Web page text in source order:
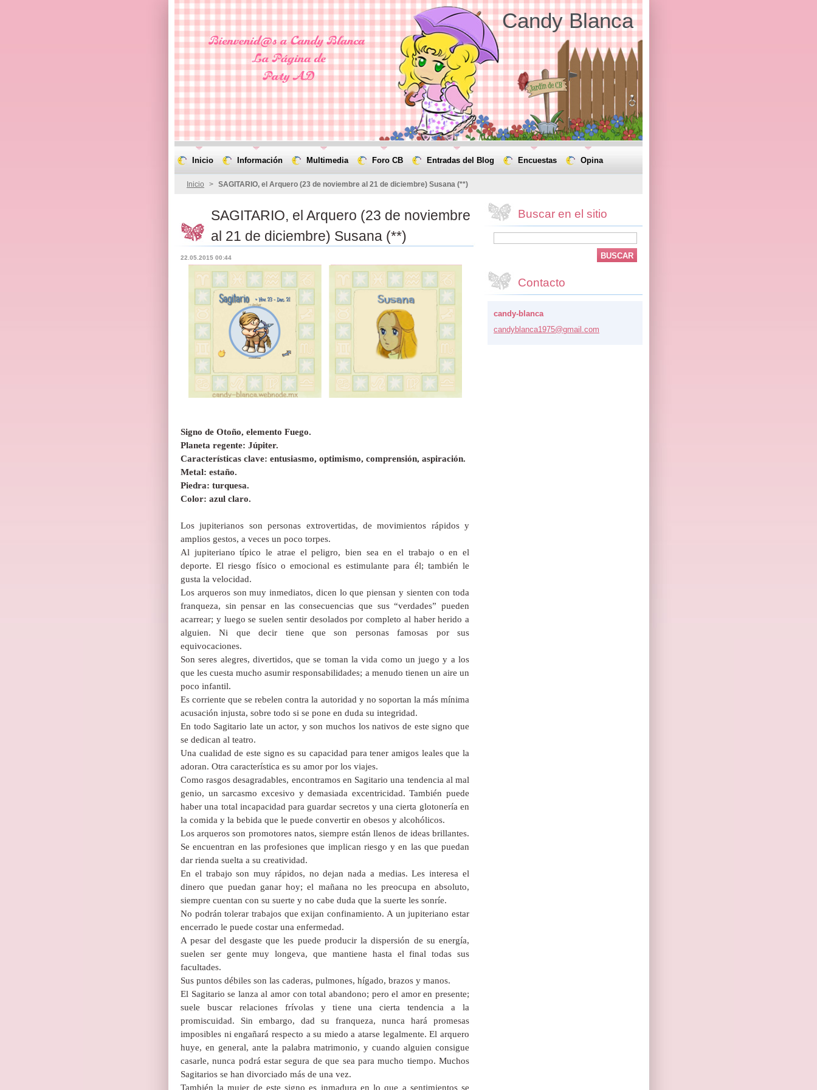
Candy Blanca
Inicio > SAGITARIO, el Arquero (23 de noviembre al 21 de diciembre) Susana (**)
SAGITARIO, el Arquero (23 de noviembre
al 21 de diciembre) Susana (**)
22.05.2015 00:44
Signo de Otoño, elemento Fuego.
Planeta regente: Júpiter.
Características clave: entusiasmo, optimismo, comprensión, aspiración.
Metal: estaño.
Piedra: turquesa.
Color: azul claro.
Los jupiterianos son personas extrovertidas, de movimientos rápidos y
amplios gestos, a veces un poco torpes.
Al jupiteriano típico le atrae el peligro, bien sea en el trabajo o en el
deporte. El riesgo físico o emocional es estimulante para él; también le
gusta la velocidad.
Los arqueros son muy inmediatos, dicen lo que piensan y sienten con toda
franqueza, sin pensar en las consecuencias que sus “verdades” pueden
acarrear; y luego se suelen sentir desolados por completo al haber herido a
alguien. Ni que decir tiene que son personas famosas por sus
equivocaciones.
Son seres alegres, divertidos, que se toman la vida como un juego y a los
que les cuesta mucho asumir responsabilidades; a menudo tienen un aire un
poco infantil.
Es corriente que se rebelen contra la autoridad y no soportan la más mínima
acusación injusta, sobre todo si se pone en duda su integridad.
En todo Sagitario late un actor, y son muchos los nativos de este signo que
se dedican al teatro.
Una cualidad de este signo es su capacidad para tener amigos leales que la
adoran. Otra característica es su amor por los viajes.
Como rasgos desagradables, encontramos en Sagitario una tendencia al mal
genio, un sarcasmo excesivo y demasiada excentricidad. También puede
haber una total incapacidad para guardar secretos y una cierta glotonería en
la comida y la bebida que le puede convertir en obesos y alcohólicos.
Los arqueros son promotores natos, siempre están llenos de ideas brillantes.
Se encuentran en las profesiones que implican riesgo y en las que puedan
dar rienda suelta a su creatividad.
En el trabajo son muy rápidos, no dejan nada a medias. Les interesa el
dinero que puedan ganar hoy; el mañana no les preocupa en absoluto,
siempre cuentan con su suerte y no cabe duda que la suerte les sonríe.
No podrán tolerar trabajos que exijan confinamiento. A un jupiteriano estar
encerrado le puede costar una enfermedad.
A pesar del desgaste que les puede producir la dispersión de su energía,
suelen ser gente muy longeva, que mantiene hasta el final todas sus
facultades.
Sus puntos débiles son las caderas, pulmones, hígado, brazos y manos.
El Sagitario se lanza al amor con total abandono; pero el amor en presente;
suele buscar relaciones frívolas y tiene una cierta tendencia a la
promiscuidad. Sin embargo, dad su franqueza, nunca hará promesas
imposibles ni engañará respecto a su miedo a atarse legalmente. El arquero
huye, en general, ante la palabra matrimonio, y cuando alguien consigue
casarle, nunca podrá estar segura de que sea para mucho tiempo. Muchos
Sagitarios se han divorciado más de una vez.
También la mujer de este signo es inmadura en lo que a sentimientos se
Buscar en el sitio
Contacto
candy-blanca
candyblanca1975@gmail.com
Inicio Información Multimedia Foro CB Entradas del Blog Encuestas Opina